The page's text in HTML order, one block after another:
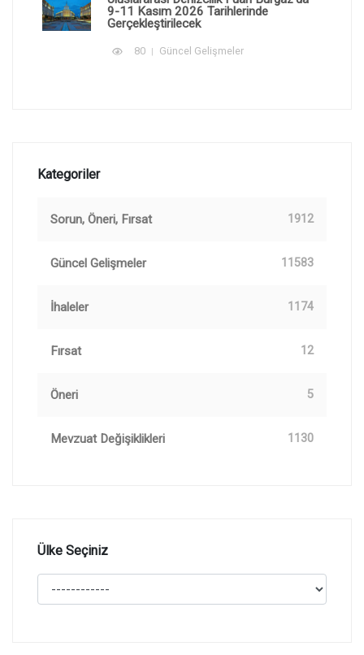
9-11 Kasım 2026 Tarihlerinde
Gerçekleştirilecek
80 Güncel Gelişmeler
Kategoriler
Sorun, Öneri, Fırsat 1912
Güncel Gelişmeler 11583
İhaleler 1174
Fırsat 12
Öneri 5
Mevzuat Değişiklikleri 1130
Ülke Seçiniz